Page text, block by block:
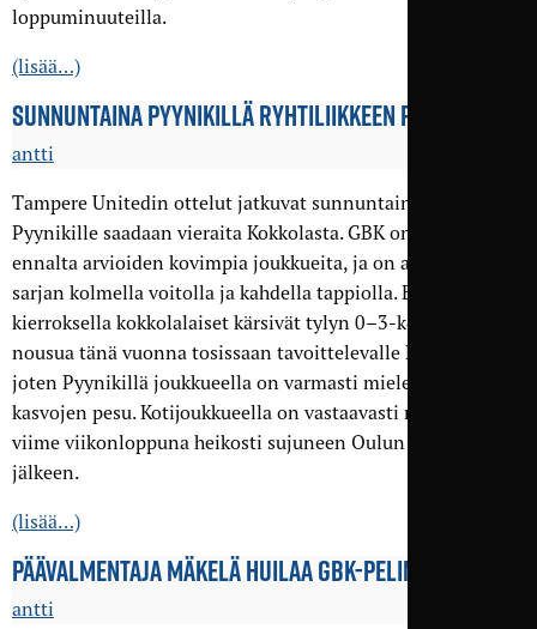
loppuminuuteilla.
(lisää…)
SUNNUNTAINA PYYNIKILLÄ RYHTI­LIIKKEEN PAIKKA
antti
Tampere Unitedin ottelut jatkuvat sunnuntaina, jolloin
Pyynikille saadaan vieraita Kokkolasta. GBK on yksi sarjan
ennalta arvioiden kovimpia joukkueita, ja on aloittanut
sarjan kolmella voitolla ja kahdella tappiolla. Edellisellä
kierroksella kokkolalaiset kärsivät tylyn 0–3-kotitappion
nousua tänä vuonna tosissaan tavoittelevalle Herculekselle,
joten Pyynikillä joukkueella on varmasti mielessään
kasvojen pesu. Kotijoukkueella on vastaavasti näytön paikka
viime viikonloppuna heikosti sujuneen Oulun vierailun
jälkeen.
(lisää…)
PÄÄVALMENTAJA MÄKELÄ HUILAA GBK-PELIN
antti